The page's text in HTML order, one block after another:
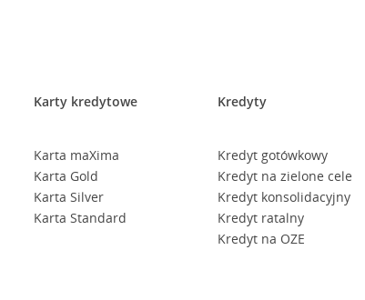
Karty kredytowe
Karta maXima
Karta Gold
Karta Silver
Karta Standard
Kredyty
Kredyt gotówkowy
Kredyt na zielone cele
Kredyt konsolidacyjny
Kredyt ratalny
Kredyt na OZE